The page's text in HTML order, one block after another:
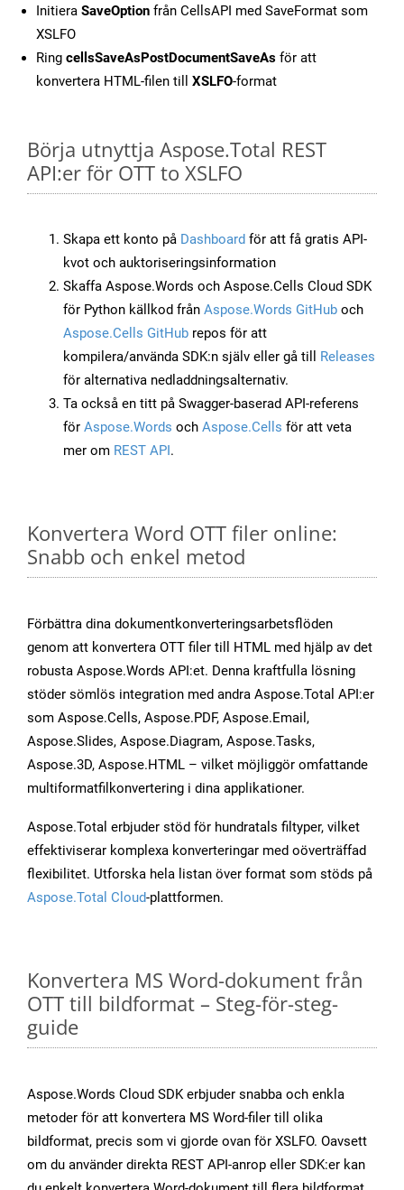
Initiera SaveOption från CellsAPI med SaveFormat som
XSLFO
Ring cellsSaveAsPostDocumentSaveAs för att
konvertera HTML-filen till XSLFO-format
Börja utnyttja Aspose.Total REST
API:er för OTT to XSLFO
Skapa ett konto på Dashboard för att få gratis API-
kvot och auktoriseringsinformation
Skaffa Aspose.Words och Aspose.Cells Cloud SDK
för Python källkod från Aspose.Words GitHub och
Aspose.Cells GitHub repos för att
kompilera/använda SDK:n själv eller gå till Releases
för alternativa nedladdningsalternativ.
Ta också en titt på Swagger-baserad API-referens
för Aspose.Words och Aspose.Cells för att veta
mer om REST API.
Konvertera Word OTT filer online:
Snabb och enkel metod
Förbättra dina dokumentkonverteringsarbetsflöden
genom att konvertera OTT filer till HTML med hjälp av det
robusta Aspose.Words API:et. Denna kraftfulla lösning
stöder sömlös integration med andra Aspose.Total API:er
som Aspose.Cells, Aspose.PDF, Aspose.Email,
Aspose.Slides, Aspose.Diagram, Aspose.Tasks,
Aspose.3D, Aspose.HTML – vilket möjliggör omfattande
multiformatfilkonvertering i dina applikationer.
Aspose.Total erbjuder stöd för hundratals filtyper, vilket
effektiviserar komplexa konverteringar med oöverträffad
flexibilitet. Utforska hela listan över format som stöds på
Aspose.Total Cloud-plattformen.
Konvertera MS Word-dokument från
OTT till bildformat – Steg-för-steg-
guide
Aspose.Words Cloud SDK erbjuder snabba och enkla
metoder för att konvertera MS Word-filer till olika
bildformat, precis som vi gjorde ovan för XSLFO. Oavsett
om du använder direkta REST API-anrop eller SDK:er kan